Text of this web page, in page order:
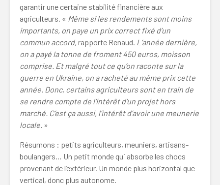
garantir une certaine stabilité financière aux
agriculteurs. « Même si les rendements sont moins
importants, on paye un prix correct fixé d’un
commun accord,rapporte Renaud. L’année dernière,
on a payé la tonne de froment 450 euros, moisson
comprise. Et malgré tout ce qu’on raconte sur la
guerre en Ukraine, on a racheté au même prix cette
année. Donc, certains agriculteurs sont en train de
se rendre compte de l’intérêt d’un projet hors
marché. C’est ça aussi, l’intérêt d’avoir une meunerie
locale. »
Résumons : petits agriculteurs, meuniers, artisans-
boulangers… Un petit monde qui absorbe les chocs
provenant de l’extérieur. Un monde plus horizontal que
vertical, donc plus autonome.